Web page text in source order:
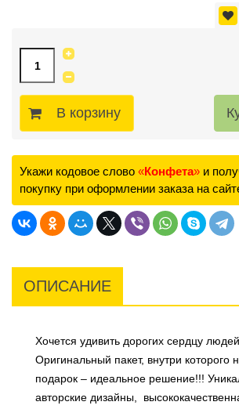
В корзину
Укажи кодовое слово «Конфета» и
покупку при оформлении заказа на
ОПИСАНИЕ
Хочется удивить дорогих сердцу
Оригинальный пакет, внутри которого
подарок – идеальное решение!!!
авторские дизайны,